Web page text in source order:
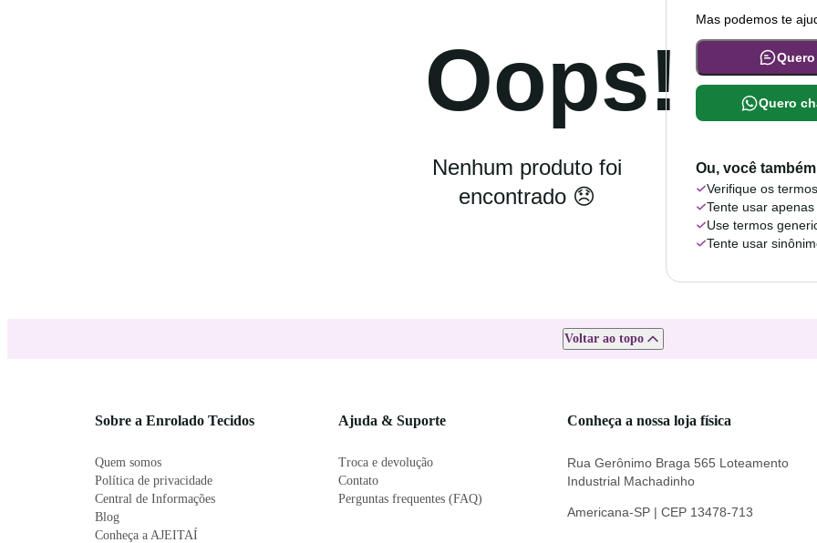
Oops!
Nenhum produto foi
encontrado 😞
Mas podemos te
Quero
Ou, você
Verifique os
Tente usar
Use termos
Tente usar
Voltar ao topo
Sobre a Enrolado Tecidos
Quem somos
Política de privacidade
Central de Informações
Blog
Conheça a AJEITAÍ
Ajuda & Suporte
Troca e devolução
Contato
Perguntas frequentes (FAQ)
Conheça a nossa loja física
Rua Gerônimo Braga 565 Loteamento
Industrial Machadinho
Americana-SP | CEP 13478-713